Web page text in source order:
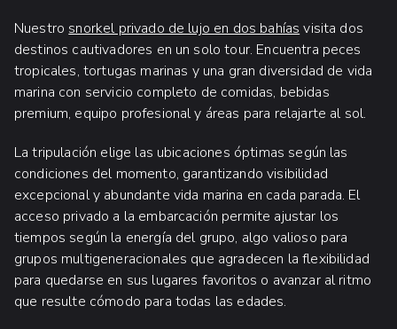
Nuestro snorkel privado de lujo en dos bahías visita dos
destinos cautivadores en un solo tour. Encuentra peces
tropicales, tortugas marinas y una gran diversidad de vida
marina con servicio completo de comidas, bebidas
premium, equipo profesional y áreas para relajarte al sol.
La tripulación elige las ubicaciones óptimas según las
condiciones del momento, garantizando visibilidad
excepcional y abundante vida marina en cada parada. El
acceso privado a la embarcación permite ajustar los
tiempos según la energía del grupo, algo valioso para
grupos multigeneracionales que agradecen la flexibilidad
para quedarse en sus lugares favoritos o avanzar al ritmo
que resulte cómodo para todas las edades.